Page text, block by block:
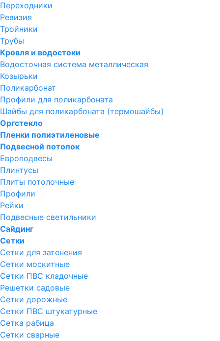
Переходники
Ревизия
Тройники
Трубы
Кровля и водостоки
Водосточная система металлическая
Козырьки
Поликарбонат
Профили для поликарбоната
Шайбы для поликарбоната (термошайбы)
Оргстекло
Пленки полиэтиленовые
Подвесной потолок
Европодвесы
Плинтусы
Плиты потолочные
Профили
Рейки
Подвесные светильники
Сайдинг
Сетки
Сетки для затенения
Сетки москитные
Сетки ПВС кладочные
Решетки садовые
Сетки дорожные
Сетки ПВС штукатурные
Сетка рабица
Сетки сварные